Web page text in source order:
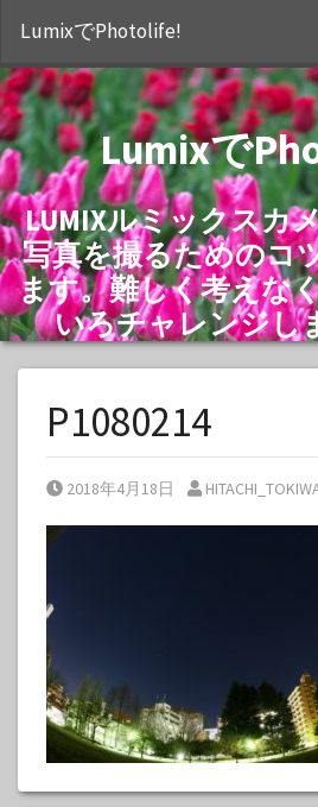
LumixでPhotolife!
Lumixで
LUMIXルミックスカ
写真を撮るためのコ
ます。難しく考えな
いろチャレンジし
P1080214
Posted on
2018年4月18日 Posted by